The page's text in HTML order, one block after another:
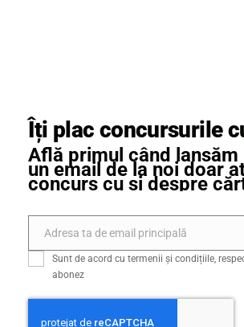
Îți plac concursurile
Află primul când
un email de la noi doar
concurs cu și despre
Email
Adresa ta de email principală
Sunt de acord cu termenii și condițiile,
abonez